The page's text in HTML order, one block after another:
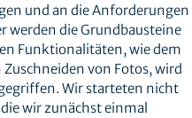
und an die Anforderungen
werden die Grundbausteine
Funktionalitäten, wie dem
von Fotos, wird
Wir starteten nicht
wir zunächst einmal